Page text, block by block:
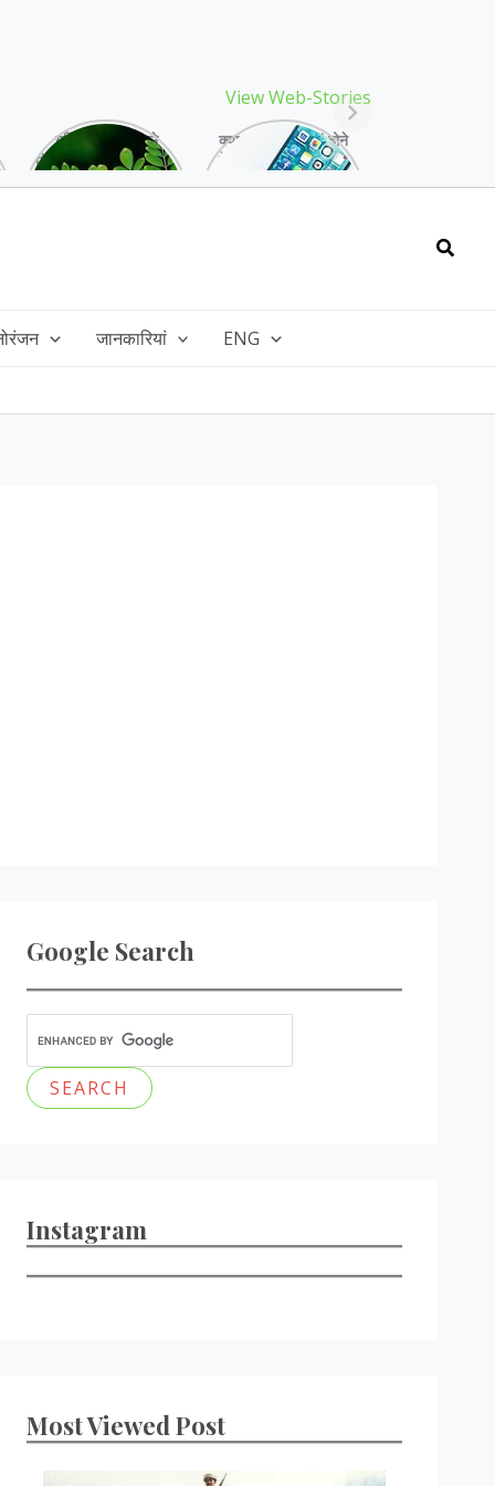
View Web-Stories
गर्मियों में मिलने वाले
drumstick गुणों की खान
क्या storage full होने
के बाद मोबाइल हो रहा है
जानकारियां ENG
Google Search
Instagram
Most Viewed Post